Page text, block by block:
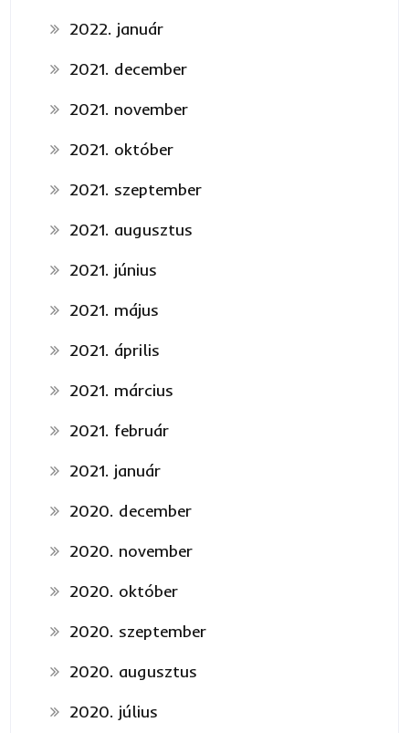
2022. január
2021. december
2021. november
2021. október
2021. szeptember
2021. augusztus
2021. június
2021. május
2021. április
2021. március
2021. február
2021. január
2020. december
2020. november
2020. október
2020. szeptember
2020. augusztus
2020. július